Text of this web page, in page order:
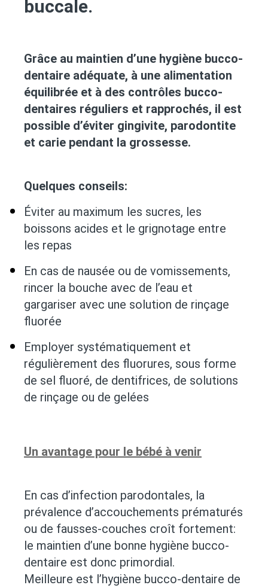
buccale.
Grâce au maintien d’une hygiène bucco-
dentaire adéquate, à une alimentation
équilibrée et à des contrôles bucco-
dentaires réguliers et rapprochés, il est
possible d’éviter gingivite, parodontite
et carie pendant la grossesse.
Quelques conseils:
Éviter au maximum les sucres, les
boissons acides et le grignotage entre
les repas
En cas de nausée ou de vomissements,
rincer la bouche avec de l’eau et
gargariser avec une solution de rinçage
fluorée
Employer systématiquement et
régulièrement des fluorures, sous forme
de sel fluoré, de dentifrices, de solutions
de rinçage ou de gelées
Un avantage pour le bébé à venir
En cas d’infection parodontales, la
prévalence d’accouchements prématurés
ou de fausses-couches croît fortement:
le maintien d’une bonne hygiène bucco-
dentaire est donc primordial.
Meilleure est l’hygiène bucco-dentaire de